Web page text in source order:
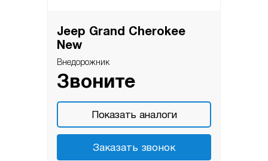
Jeep Grand Cherokee
New
Внедорожник
Звоните
Показать аналоги
Заказать звонок